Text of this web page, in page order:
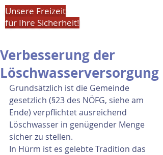
Unsere Freizeit
für Ihre Sicherheit!
Verbesserung der
Löschwasserversorgung
Grundsätzlich ist die Gemeinde
gesetzlich (§23 des NÖFG, siehe am
Ende) verpflichtet ausreichend
Löschwasser in genügender Menge
sicher zu stellen.
In Hürm ist es gelebte Tradition das